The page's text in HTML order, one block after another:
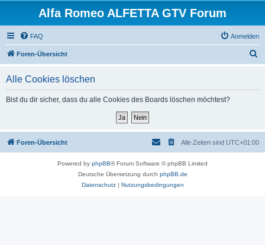
Alfa Romeo ALFETTA GTV Forum
FAQ Anmelden
Foren-Übersicht
Alle Cookies löschen
Bist du dir sicher, dass du alle Cookies des Boards löschen möchtest?
Foren-Übersicht Alle Zeiten sind UTC+01:00
Powered by phpBB® Forum Software © phpBB Limited
Deutsche Übersetzung durch phpBB.de
Datenschutz| Nutzungsbedingungen